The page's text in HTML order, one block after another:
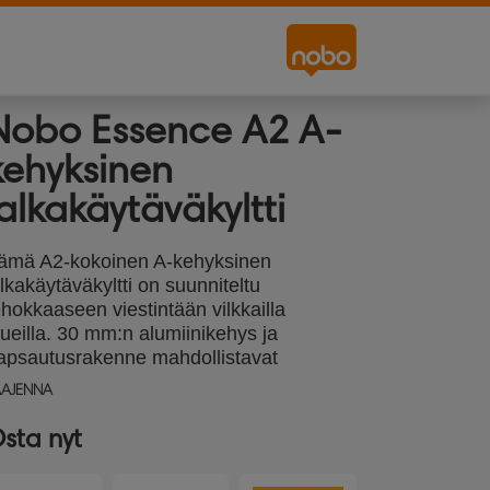
Essence A2 A-
A2-kokoinen A-kehyksinen
on suunniteltu
viestintään vilkkailla
30 mm:n alumiinikehys ja
mahdollistavat
nopean ja helpon vaihdon.
suunnista, ja tukitanko lisää
Kevyt ja kokoontaitettava
nyt